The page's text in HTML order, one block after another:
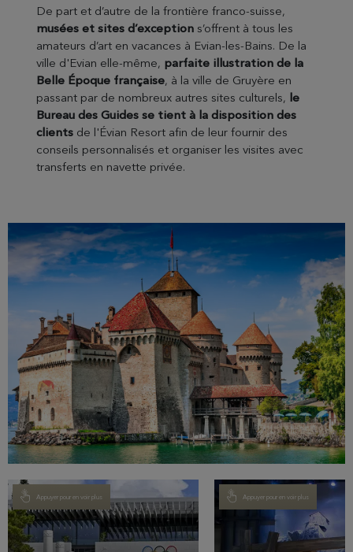
De part et d’autre de la frontière franco-suisse,
musées et sites d’exception s’offrent à tous les
amateurs d’art en vacances à Evian-les-Bains. De la
ville d'Evian elle-même, parfaite illustration de la
Belle Époque française, à la ville de Gruyère en
passant par de nombreux autres sites culturels, le
Bureau des Guides se tient à la disposition des
clientsde l'Évian Resort afin de leur fournir des
conseils personnalisés et organiser les visites avec
transferts en navette privée.
Appuyer pour en voir plus Appuyer pour en voir plus